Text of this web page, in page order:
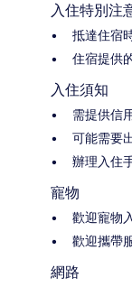
入住特別注
抵達住宿
住宿提供
入住須知
需提供信
可能需要
辦理入住
寵物
歡迎寵物
歡迎攜帶
網路